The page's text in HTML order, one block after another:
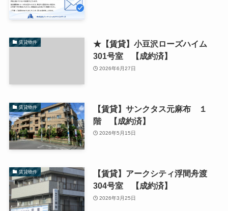
賃貸物件
★【賃貸】小豆沢ローズハイム
301号室 【成約済】
2026年6月27日
賃貸物件
【賃貸】サンクタス元麻布 １
階 【成約済】
2026年5月15日
賃貸物件
【賃貸】アークシティ浮間舟渡
304号室 【成約済】
2026年3月25日